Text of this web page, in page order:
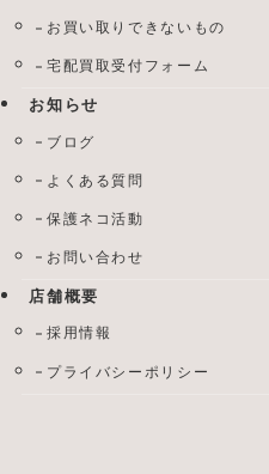
お買い取りできないもの
宅配買取受付フォーム
お知らせ
ブログ
よくある質問
保護ネコ活動
お問い合わせ
店舗概要
採用情報
プライバシーポリシー